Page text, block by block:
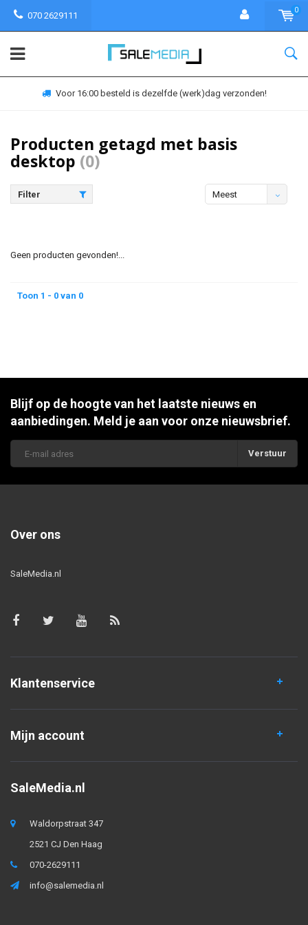
070 2629111
0
Voor 16:00 besteld is dezelfde (werk)dag verzonden!
Producten getagd met basis
desktop (0)
Filter
Meest
Geen producten gevonden!...
Toon 1 - 0 van 0
Blijf op de hoogte van het laatste nieuws en
aanbiedingen. Meld je aan voor onze nieuwsbrief.
Verstuur
Over ons
SaleMedia.nl
Klantenservice
Mijn account
SaleMedia.nl
Waldorpstraat 347
2521 CJ Den Haag
070-2629111
info@salemedia.nl